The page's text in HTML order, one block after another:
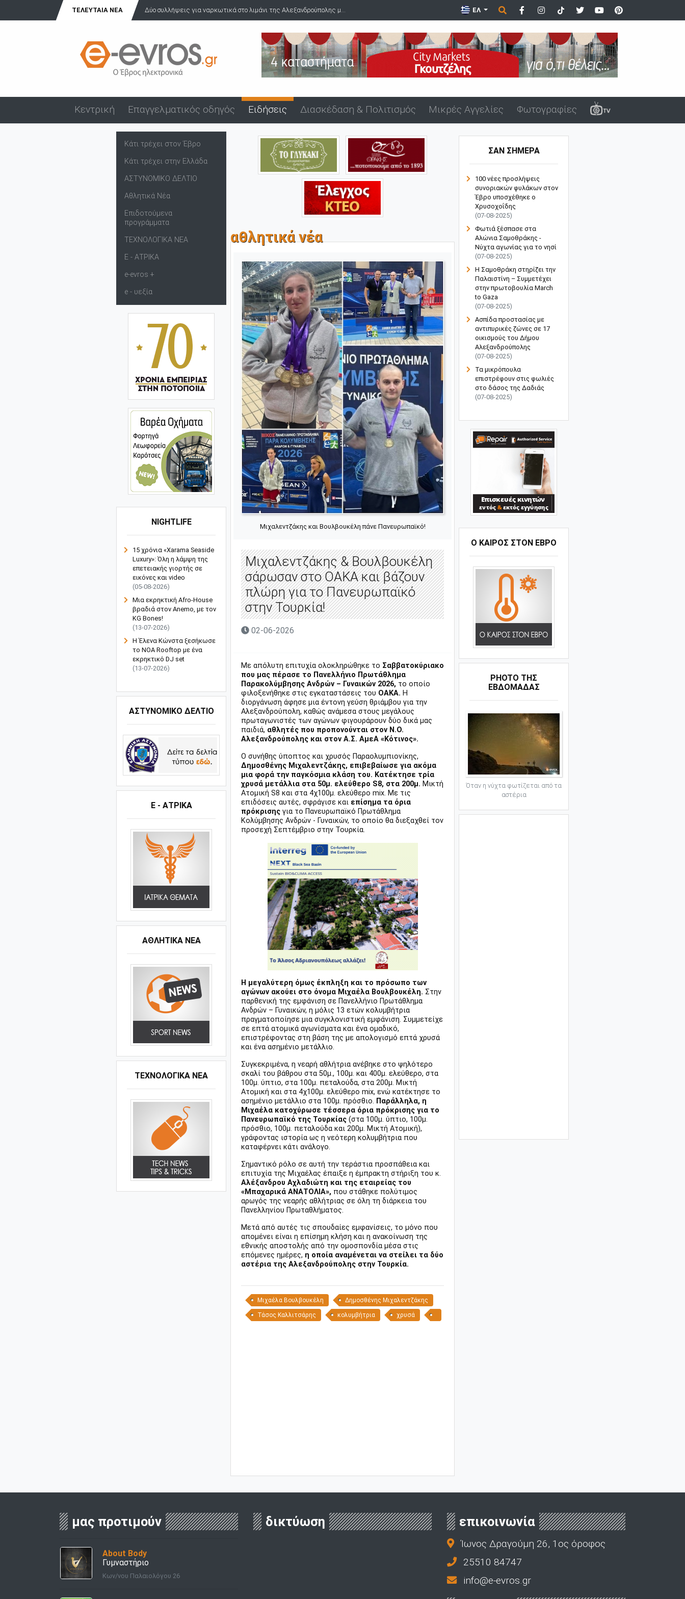
ΤΕΛΕΥΤΑΊΑ ΝΈΑ
για ναρκωτικά στο λιμάνι της Αλεξανδρούπολης μ... Τέλος Αυγούστου παραδίδεται το Τέμενος Βαγιαζήτ - Τι ανακοίν... ΕΛ
Κεντρική Επαγγελματικός οδηγός Ειδήσεις Διασκέδαση & Πολιτισμός Μικρές Αγγελίες Φωτογραφίες
Κάτι τρέχει στον Έβρο
Κάτι τρέχει στην Ελλάδα
ΑΣΤΥΝΟΜΙΚΟ ΔΕΛΤΙΟ
Αθλητικά Νέα
Επιδοτούμενα
προγράμματα
ΤΕΧΝΟΛΟΓΙΚΑ ΝΕΑ
Ε - ΑΤΡΙΚΑ
e-evros +
e - υεξία
NIGHTLIFE
15 χρόνια «Xarama Seaside
Luxury»: Όλη η λάμψη της
επετειακής γιορτής σε
εικόνες και video
(05-08-2026)
Μια εκρηκτική Afro-House
βραδιά στον Anemo, με τον
KG Bones!
(13-07-2026)
Η Έλενα Κώνστα ξεσήκωσε
το NOA Rooftop με ένα
εκρηκτικό DJ set
(13-07-2026)
ΑΣΤΥΝΟΜΙΚΟ ΔΕΛΤΙΟ
Ε - ΑΤΡΙΚΑ
ΑΘΛΗΤΙΚΆ ΝΈΑ
ΤΕΧΝΟΛΟΓΙΚΑ ΝΕΑ
αθλητικά νέα
Μιχαλεντζάκης και Βουλβουκέλη πάνε Πανευρωπαϊκό!
Μιχαλεντζάκης & Βουλβουκέλη
σάρωσαν στο ΟΑΚΑ και βάζουν
πλώρη για το Πανευρωπαϊκό
στην Τουρκία!
02-06-2026
Με απόλυτη επιτυχία ολοκληρώθηκε το Σαββατοκύριακο
που μας πέρασε το Πανελλήνιο Πρωτάθλημα
Παρακολύμβησης Ανδρών – Γυναικών 2026, το οποίο
φιλοξενήθηκε στις εγκαταστάσεις του ΟΑΚΑ. Η
διοργάνωση άφησε μια έντονη γεύση θριάμβου για την
Αλεξανδρούπολη, καθώς ανάμεσα στους μεγάλους
πρωταγωνιστές των αγώνων φιγουράρουν δύο δικά μας
παιδιά, αθλητές που προπονούνται στον Ν.Ο.
Αλεξανδρούπολης και στον Α.Σ. ΑμεΑ «Κότινος».
Ο συνήθης ύποπτος και χρυσός Παραολυμπιονίκης,
Δημοσθένης Μιχαλεντζάκης, επιβεβαίωσε για ακόμα
μια φορά την παγκόσμια κλάση του. Κατέκτησε τρία
χρυσά μετάλλια στα 50μ. ελεύθερο S8, στα 200μ. Μικτή
Ατομική S8 και στα 4χ100μ. ελεύθερο mix. Με τις
επιδόσεις αυτές, σφράγισε και επίσημα τα όρια
πρόκρισης για το Πανευρωπαϊκό Πρωτάθλημα
Κολύμβησης Ανδρών - Γυναικών, το οποίο θα διεξαχθεί τον
προσεχή Σεπτέμβριο στην Τουρκία.
Η μεγαλύτερη όμως έκπληξη και το πρόσωπο των
αγώνων ακούει στο όνομα Μιχαέλα Βουλβουκέλη. Στην
παρθενική της εμφάνιση σε Πανελλήνιο Πρωτάθλημα
Ανδρών – Γυναικών, η μόλις 13 ετών κολυμβήτρια
πραγματοποίησε μια συγκλονιστική εμφάνιση. Συμμετείχε
σε επτά ατομικά αγωνίσματα και ένα ομαδικό,
επιστρέφοντας στη βάση της με απολογισμό επτά χρυσά
και ένα ασημένιο μετάλλιο.
Συγκεκριμένα, η νεαρή αθλήτρια ανέβηκε στο ψηλότερο
σκαλί του βάθρου στα 50μ., 100μ. και 400μ. ελεύθερο, στα
100μ. ύπτιο, στα 100μ. πεταλούδα, στα 200μ. Μικτή
Ατομική και στα 4χ100μ. ελεύθερο mix, ενώ κατέκτησε το
ασημένιο μετάλλιο στα 100μ. πρόσθιο. Παράλληλα, η
Μιχαέλα κατοχύρωσε τέσσερα όρια πρόκρισης για το
Πανευρωπαϊκό της Τουρκίας (στα 100μ. ύπτιο, 100μ.
πρόσθιο, 100μ. πεταλούδα και 200μ. Μικτή Ατομική),
γράφοντας ιστορία ως η νεότερη κολυμβήτρια που
καταφέρνει κάτι ανάλογο.
Σημαντικό ρόλο σε αυτή την τεράστια προσπάθεια και
επιτυχία της Μιχαέλας έπαιξε η έμπρακτη στήριξη του κ.
Αλέξανδρου Αχλαδιώτη και της εταιρείας του
«Μπαχαρικά ΑΝΑΤΟΛΙΑ», που στάθηκε πολύτιμος
αρωγός της νεαρής αθλήτριας σε όλη τη διάρκεια του
Πανελληνίου Πρωταθλήματος.
Μετά από αυτές τις σπουδαίες εμφανίσεις, το μόνο που
απομένει είναι η επίσημη κλήση και η ανακοίνωση της
εθνικής αποστολής από την ομοσπονδία μέσα στις
επόμενες ημέρες, η οποία αναμένεται να στείλει τα δύο
αστέρια της Αλεξανδρούπολης στην Τουρκία.
Μιχαέλα Βουλβουκέλη Δημοσθένης Μιχαλεντζάκης
Τάσος Καλλιτσάρης κολυμβήτρια χρυσά
ΣΑΝ ΣΗΜΕΡΑ
100 νέες προσλήψεις
συνοριακών φυλάκων στον
Έβρο υποσχέθηκε ο
Χρυσοχοΐδης
(07-08-2025)
Φωτιά ξέσπασε στα
Αλώνια Σαμοθράκης -
Νύχτα αγωνίας για το νησί
(07-08-2025)
Η Σαμοθράκη στηρίζει την
Παλαιστίνη – Συμμετέχει
στην πρωτοβουλία March
to Gaza
(07-08-2025)
Ασπίδα προστασίας με
αντιπυρικές ζώνες σε 17
οικισμούς του Δήμου
Αλεξανδρούπολης
(07-08-2025)
Τα μικρόπουλα
επιστρέφουν στις φωλιές
στο δάσος της Δαδιάς
(07-08-2025)
Ο ΚΑΙΡΟΣ ΣΤΟΝ ΕΒΡΟ
PHOTO ΤΗΣ
ΕΒΔΟΜΑΔΑΣ
Όταν η νύχτα φωτίζεται από τα
αστέρια
μας προτιμούν
About Body
Γυμναστήριο
Κων/νου Παλαιολόγου 26
δικτύωση επικοινωνία
Ίωνος Δραγούμη 26, 1ος όροφος
25510 84747
info@e-evros.gr